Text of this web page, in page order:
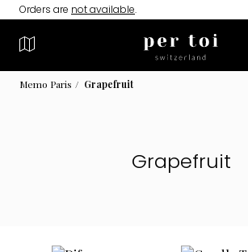
Orders are not available.
Memo Paris Grapefruit
Grapefruit